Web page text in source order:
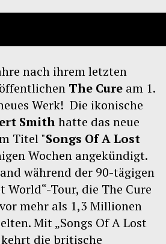
nach ihrem letzten
The Cuream 1.
Werk! Die ikonische
Smithhatte das neue
Titel "Songs Of A Lost
Wochen angekündigt.
während der 90-tägigen
World“-Tour, die The Cure
mehr als 1,3 Millionen
Mit „Songs Of A Lost
die britische